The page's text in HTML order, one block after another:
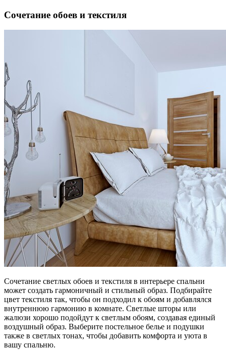
Сочетание обоев и текстиля
Сочетание светлых обоев и текстиля в интерьере спальни
может создать гармоничный и стильный образ. Подбирайте
цвет текстиля так, чтобы он подходил к обоям и добавлялся
внутреннюю гармонию в комнате. Светлые шторы или
жалюзи хорошо подойдут к светлым обоям, создавая единый
воздушный образ. Выберите постельное белье и подушки
также в светлых тонах, чтобы добавить комфорта и уюта в
вашу спальню.